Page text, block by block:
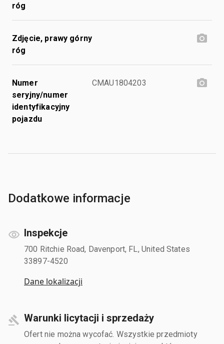
róg
Zdjęcie, prawy górny
róg
Numer
seryjny/numer
identyfikacyjny
pojazdu
CMAU1804203
Dodatkowe informacje
Inspekcje
700 Ritchie Road, Davenport, FL, United States
33897-4520
Dane lokalizacji
Warunki licytacji i sprzedaży
Ofert nie można wycofać. Wszystkie przedmioty